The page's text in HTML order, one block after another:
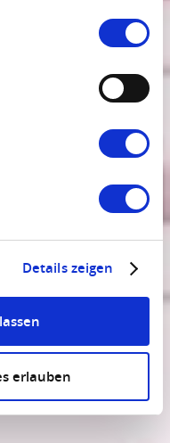
Daten Art. 6 Abs. 1
finden Sie in
Details zeigen
erlauben